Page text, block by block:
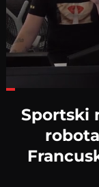
Sportski